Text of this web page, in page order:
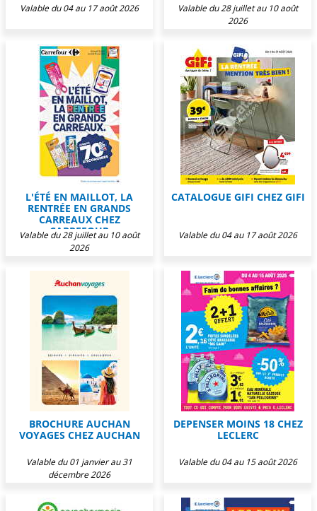
Valable du 04 au 17 août 2026
Valable du 28 juillet au 10 août
2026
L'ÉTÉ EN MAILLOT, LA
RENTRÉE EN GRANDS
CARREAUX CHEZ
CARREFOUR
Valable du 28 juillet au 10 août
2026
CATALOGUE GIFI CHEZ GIFI
Valable du 04 au 17 août 2026
BROCHURE AUCHAN
VOYAGES CHEZ AUCHAN
Valable du 01 janvier au 31
décembre 2026
DEPENSER MOINS 18 CHEZ
LECLERC
Valable du 04 au 15 août 2026